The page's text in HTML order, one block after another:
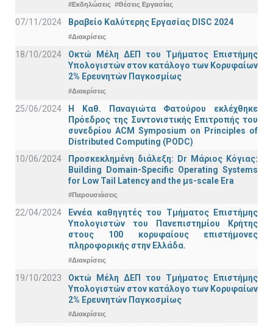
#Εκδηλώσεις #Θέσεις Εργασίας
07/11/2024 Βραβείο Καλύτερης Εργασίας DISC 2024
#Διακρίσεις
18/10/2024
Οκτώ Μέλη ΔΕΠ του Τμήματος Επιστήμης
Υπολογιστών στον κατάλογο των Κορυφαίων
2% Ερευνητών Παγκοσμίως
#Διακρίσεις
25/06/2024
Η Καθ. Παναγιώτα Φατούρου εκλέχθηκε
Πρόεδρος της Συντονιστικής Επιτροπής του
συνεδρίου ACM Symposium on Principles of
Distributed Computing (PODC)
10/06/2024
Προσκεκλημένη διάλεξη: Dr Μάριος Κόγιας:
Building Domain-Specific Operating Systems
for Low Tail Latency and the μs-scale Era
#Παρουσιάσεις
22/04/2024
Εννέα καθηγητές του Τμήματος Επιστήμης
Υπολογιστών του Πανεπιστημίου Κρήτης
στους 100 κορυφαίους επιστήμονες
πληροφορικής στην Ελλάδα.
#Διακρίσεις
19/10/2023
Οκτώ Μέλη ΔΕΠ του Τμήματος Επιστήμης
Υπολογιστών στον κατάλογο των Κορυφαίων
2% Ερευνητών Παγκοσμίως
#Διακρίσεις